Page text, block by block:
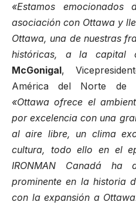
«Estamos
asociación con Ottawa y
Ottawa, una de nuestras
históricas, a la capital
McGonigal,
América del Norte de
«Ottawa ofrece el
por excelencia con una
al aire libre, un clima
cultura, todo ello en el
IRONMAN Canadá ha
prominente en la historia
con la expansión a